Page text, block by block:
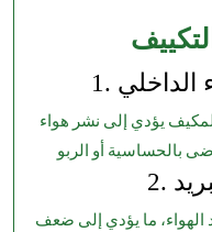
الداخلي
المكيف يؤدي إلى نشر هواء
الهواء، ما يؤدي إلى ضعف